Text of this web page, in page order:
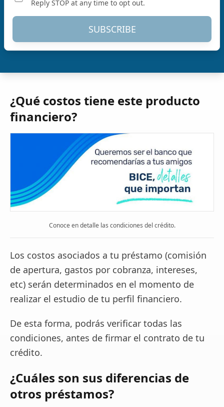
Reply STOP at any time to opt out.
SUBSCRIBE
¿Qué costos tiene este producto
financiero?
Conoce en detalle las condiciones del crédito.
Los costos asociados a tu préstamo (comisión
de apertura, gastos por cobranza, intereses,
etc) serán determinados en el momento de
realizar el estudio de tu perfil financiero.
De esta forma, podrás verificar todas las
condiciones, antes de firmar el contrato de tu
crédito.
¿Cuáles son sus diferencias de
otros préstamos?